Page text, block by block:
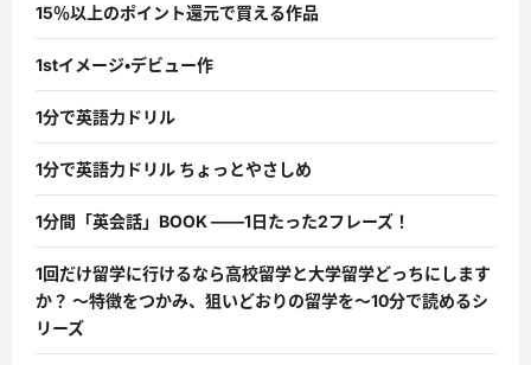
15％以上のポイント還元で買える作品
1stイメージ・デビュー作
1分で英語力ドリル
1分で英語力ドリル ちょっとやさしめ
1分間「英会話」BOOK ――1日たった2フレーズ！
1回だけ留学に行けるなら高校留学と大学留学どっちにします
か？ 〜特徴をつかみ、狙いどおりの留学を〜10分で読めるシ
リーズ